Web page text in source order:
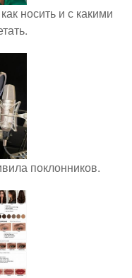
носить и с какими
поклонников.